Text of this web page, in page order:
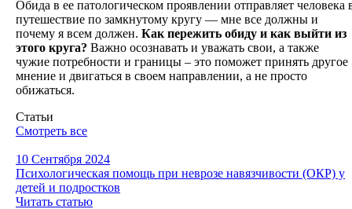
Обида в ее патологическом проявлении отправляет человека
путешествие по замкнутому кругу — мне все должны и
почему я всем должен. Как пережить обиду и как выйти из
этого круга? Важно осознавать и уважать свои, а также
чужие потребности и границы – это поможет принять другое
мнение и двигаться в своем направлении, а не просто
обижаться.
Статьи
Смотреть все
10 Сентября 2024
Психологическая помощь при неврозе навязчивости (ОКР) у
детей и подростков
Читать статью